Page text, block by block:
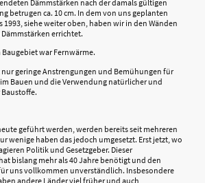
Dämmstärken nach der damals gültigen
betrugen ca. 10 cm. In dem von uns geplanten
siehe weiter oben, haben wir in den Wänden
errichtet.
war Fernwärme.
nur geringe Anstrengungen und Bemühungen für
Bauen und die Verwendung natürlicher und
geführt werden, werden bereits seit mehreren
wenige haben das jedoch umgesetzt. Erst jetzt, wo
Politik und Gesetzgeber. Dieser
bislang mehr als 40 Jahre benötigt und den
uns vollkommen unverständlich. Insbesondere
andere Länder viel früher und auch